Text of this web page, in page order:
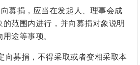
募捐，应当在发起人、理事会成
的范围内进行，并向募捐对象说明
途等事项。
向募捐，不得采取或者变相采取本